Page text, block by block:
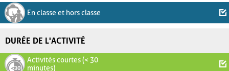
En classe et hors classe
DURÉE DE L'ACTIVITÉ
Activités courtes (< 30
minutes)